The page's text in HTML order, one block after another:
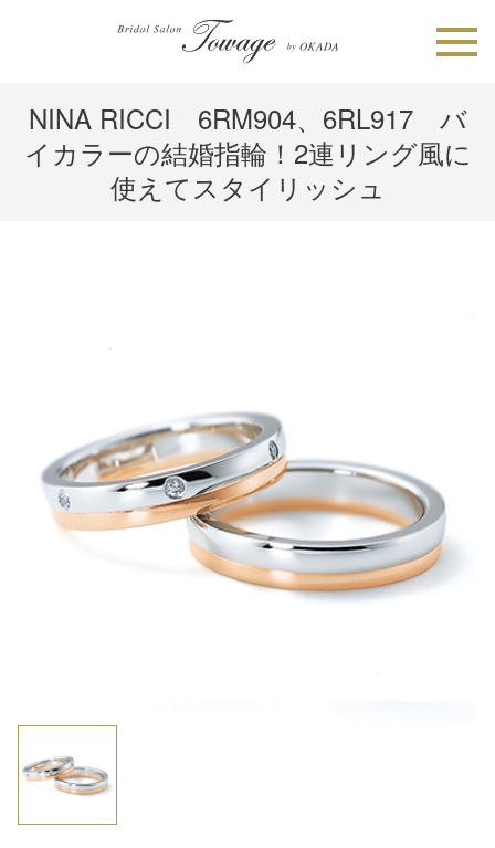
NINA RICCI 6RM904、6RL917 バ
イカラーの結婚指輪！2連リング風に
使えてスタイリッシュ